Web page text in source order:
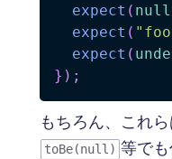
expect ( null
expect (
expect (
} ) ;
もちろん、これ
toBe(null) 等でも